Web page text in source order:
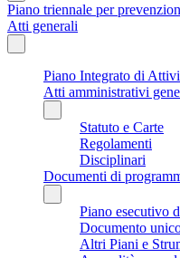
Piano triennale per
Atti generali
Piano Integrato di
Atti amministrativi
Statuto e Carte
Regolamenti
Disciplinari
Documenti di
Piano esecutivo
Documento
Altri Piani e